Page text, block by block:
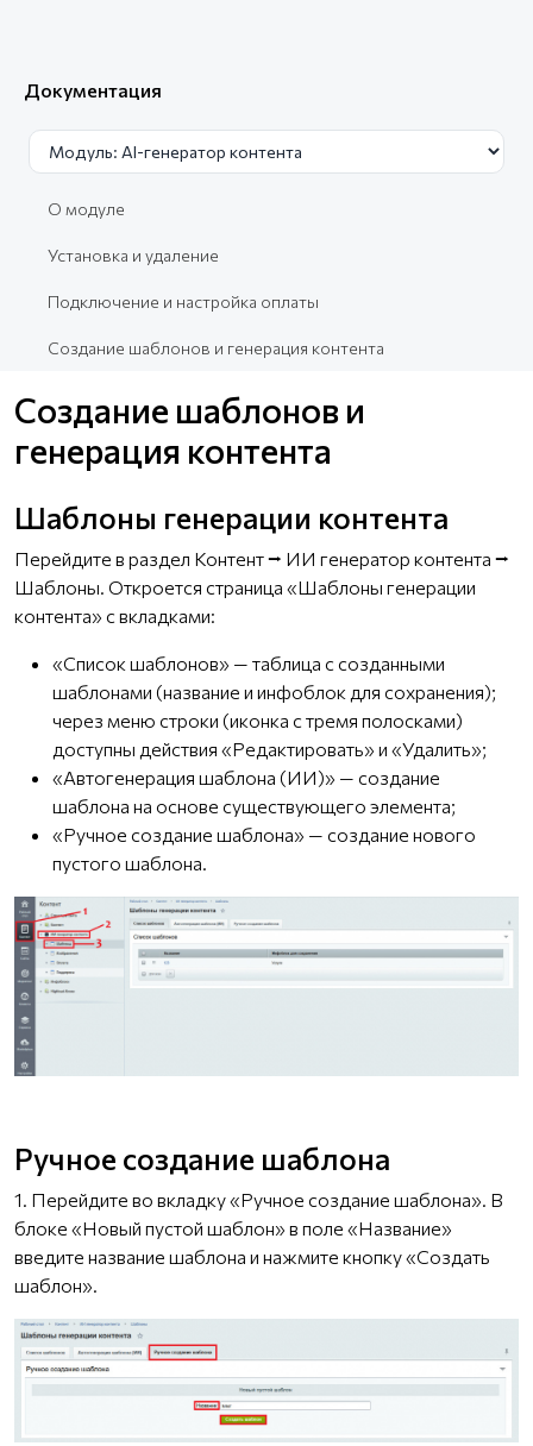
Документация
О модуле
Установка и удаление
Подключение и настройка оплаты
Создание шаблонов и генерация контента
Создание шаблонов и
генерация контента
Шаблоны генерации контента
Перейдите в раздел Контент ⭢ ИИ генератор контента ⭢
Шаблоны. Откроется страница «Шаблоны генерации
контента» с вкладками:
«Список шаблонов» — таблица с созданными
шаблонами (название и инфоблок для сохранения);
через меню строки (иконка с тремя полосками)
доступны действия «Редактировать» и «Удалить»;
«Автогенерация шаблона (ИИ)» — создание
шаблона на основе существующего элемента;
«Ручное создание шаблона» — создание нового
пустого шаблона.
Ручное создание шаблона
1. Перейдите во вкладку «Ручное создание шаблона». В
блоке «Новый пустой шаблон» в поле «Название»
введите название шаблона и нажмите кнопку «Создать
шаблон».